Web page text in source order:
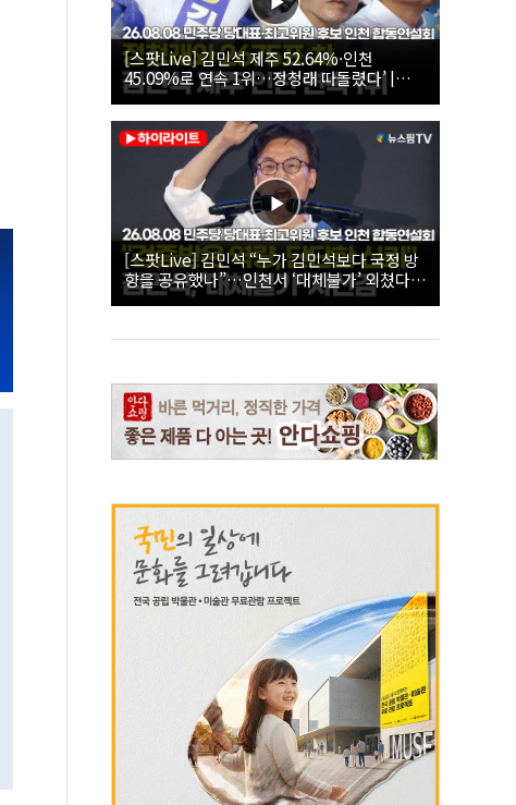
[스팟Live] 김민석 제주 52.64%·인천
45.09%로 연속 1위…정청래 따돌렸다’ |
26.08.08 더불어민주당 당대표·최고위원 후
보 인천 합동연설회
[스팟Live] 김민석 “누가 김민석보다 국정 방
향을 공유했나”…인천서 ‘대체불가’ 외쳤다 |
26.08.08 더불어민주당 당대표·최고위원 후